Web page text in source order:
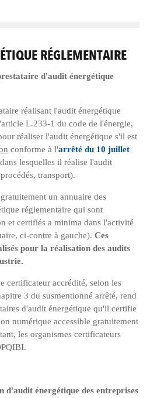
RÉGLEMENTAIRE
d'audit énergétique
réalisant l'audit énergétique
L.233-1 du code de l'énergie,
réaliser l'audit énergétique s'il est
conforme à l'arrêté du 10 juillet
lesquelles il réalise l'audit
transport).
un annuaire des
réglementaire qui sont
et certifiés a minima dans l'activité
ci-contre à gauche). Ces
pour la réalisation des audits
certificateur accrédité, selon les
3 du susmentionné arrêté, rend
d'audit énergétique qu'il certifie
numérique accessible gratuitement
les organismes certificateurs
d'audit énergétique des entreprises